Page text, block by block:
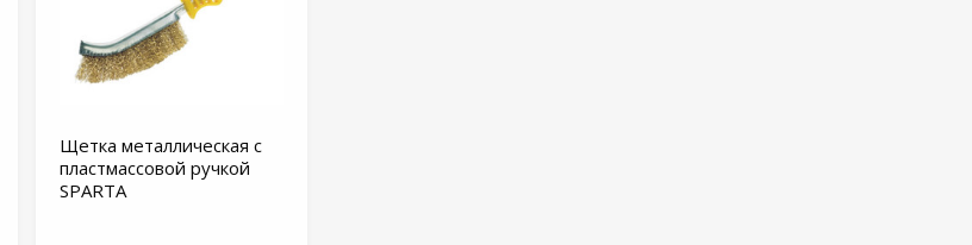
Щетка металлическая с
пластмассовой ручкой
SPARTA